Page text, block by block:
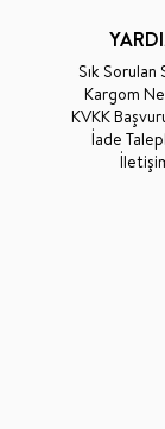
Sık Sorulan
Kargom
KVKK
İade